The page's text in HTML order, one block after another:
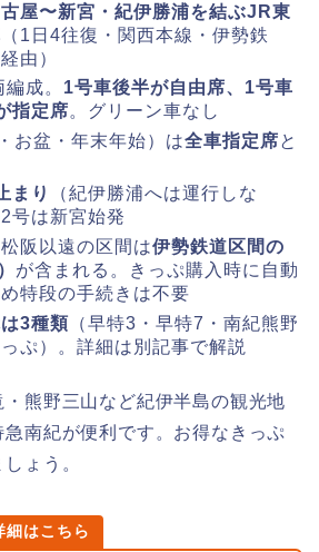
屋〜新宮・紀伊勝浦を結ぶJR東
（1日4往復・関西本線・伊勢鉄
由）
成。 1号車後半が自由席、1号車
指定席。グリーン車なし
お盆・年末年始）は全車指定席と
まり
（紀伊勝浦へは運行しな
号は新宮始発
阪以遠の区間は伊勢鉄道区間の
が含まれる。きっぷ購入時に自動
特段の手続きは不要
3種類 （早特3・早特7・南紀熊野
ぷ）。詳細は別記事で解説
熊野三山など紀伊半島の観光地
南紀が便利です。お得なきっぷ
ょう。
細はこちら